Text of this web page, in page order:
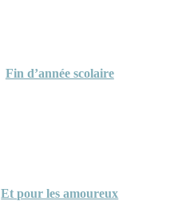
Fin d’année scolaire
Et pour les amoureux